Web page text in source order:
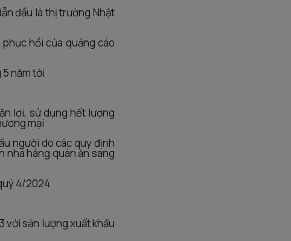
đầu là thị trường Nhật
hồi của quảng cáo
năm tới
lợi, sử dụng hết lượng
mại
người do các quy định
nhà hàng quán ăn sang
4/2024
với sản lượng xuất khẩu